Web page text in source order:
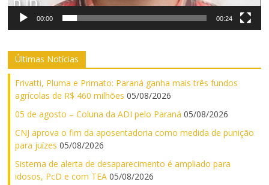
00:00 00:24
Últimas Notícias
Frivatti, Pluma e Primato: Paraná ganha mais três fundos
agrícolas de R$ 460 milhões 05/08/2026
05 de agosto – Coluna da ADI pelo Paraná 05/08/2026
CNJ aprova o fim da aposentadoria como medida de punição
para juízes 05/08/2026
Sistema de alerta de desaparecimento é ampliado para
idosos, PcD e com TEA 05/08/2026